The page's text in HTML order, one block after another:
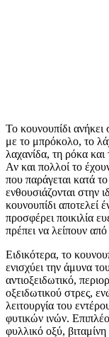
To κουνουπίδι
με το μπρόκολο, το
λαχανίδα, τη ρόκα και
Αν και πολλοί το
που παράγεται κατά
ενθουσιάζονται στην
κουνουπίδι αποτελεί
προσφέρει ποικιλία
πρέπει να λείπουν από
Ειδικότερα, το
ενισχύει την άμυνα
αντιοξειδωτικό,
οξειδωτικού στρες,
λειτουργία του
φυτικών ινών.
φυλλικό οξύ,